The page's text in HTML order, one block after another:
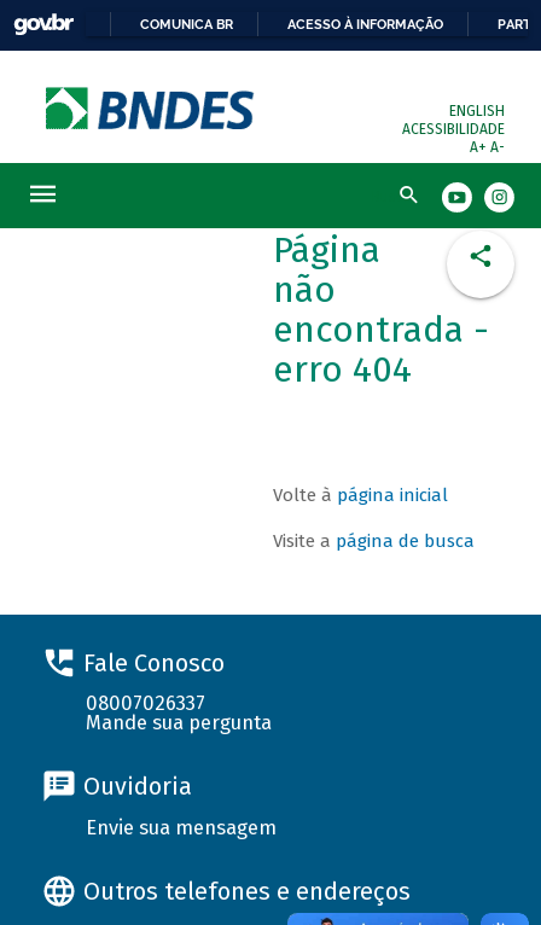
COMUNICA BR ACESSO À INFORMAÇÃO
ENGLISH
ACESSIBILIDADE
A+ A-
Busca
Página
não
encontrada -
erro 404
Volte à página inicial
Visite a página de busca
Fale Conosco
08007026337
Mande sua pergunta
Ouvidoria
Envie sua mensagem
Outros telefones e endereços